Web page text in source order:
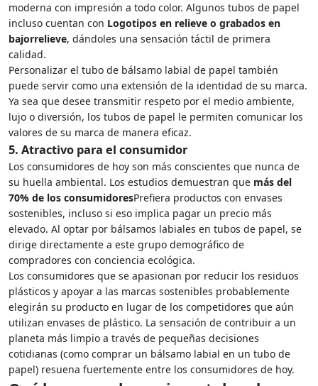
moderna con impresión a todo color. Algunos tubos de papel
incluso cuentan con Logotipos en relieve o grabados en
bajorrelieve, dándoles una sensación táctil de primera
calidad.
Personalizar el tubo de bálsamo labial de papel también
puede servir como una extensión de la identidad de su marca.
Ya sea que desee transmitir respeto por el medio ambiente,
lujo o diversión, los tubos de papel le permiten comunicar los
valores de su marca de manera eficaz.
5. Atractivo para el consumidor
Los consumidores de hoy son más conscientes que nunca de
su huella ambiental. Los estudios demuestran que más del
70% de los consumidoresPrefiera productos con envases
sostenibles, incluso si eso implica pagar un precio más
elevado. Al optar por bálsamos labiales en tubos de papel, se
dirige directamente a este grupo demográfico de
compradores con conciencia ecológica.
Los consumidores que se apasionan por reducir los residuos
plásticos y apoyar a las marcas sostenibles probablemente
elegirán su producto en lugar de los competidores que aún
utilizan envases de plástico. La sensación de contribuir a un
planeta más limpio a través de pequeñas decisiones
cotidianas (como comprar un bálsamo labial en un tubo de
papel) resuena fuertemente entre los consumidores de hoy.